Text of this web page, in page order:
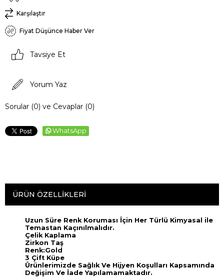
Karşılaştır
Fiyat Düşünce Haber Ver
Tavsiye Et
Yorum Yaz
Sorular (0) ve Cevaplar (0)
WhatsApp
ÜRÜN ÖZELLIKLERI
Uzun Süre Renk Koruması İçin Her Türlü Kimyasal ile
Temastan Kaçınılmalıdır.
Çelik Kaplama
Zirkon Taş
Ren k:Gold
3 Çift Küpe
Ürünlerimizde Sağlık Ve Hijyen Koşulları Kapsamında
Değişim Ve İade Yapılamamaktadır.